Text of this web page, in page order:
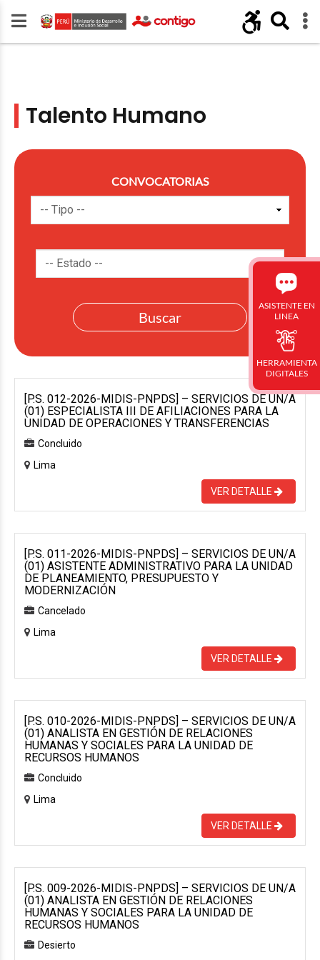
Talento Humano
CONVOCATORIAS
[P.S. 012-2026-MIDIS-PNPDS] – SERVICIOS DE UN/A
(01) ESPECIALISTA III DE AFILIACIONES PARA LA
UNIDAD DE OPERACIONES Y TRANSFERENCIAS
Concluido
Lima
VER DETALLE
[P.S. 011-2026-MIDIS-PNPDS] – SERVICIOS DE UN/A
(01) ASISTENTE ADMINISTRATIVO PARA LA UNIDAD
DE PLANEAMIENTO, PRESUPUESTO Y
MODERNIZACIÓN
Cancelado
Lima
VER DETALLE
[P.S. 010-2026-MIDIS-PNPDS] – SERVICIOS DE UN/A
(01) ANALISTA EN GESTIÓN DE RELACIONES
HUMANAS Y SOCIALES PARA LA UNIDAD DE
RECURSOS HUMANOS
Concluido
Lima
VER DETALLE
[P.S. 009-2026-MIDIS-PNPDS] – SERVICIOS DE UN/A
(01) ANALISTA EN GESTIÓN DE RELACIONES
HUMANAS Y SOCIALES PARA LA UNIDAD DE
RECURSOS HUMANOS
Desierto
ASISTENTE EN
LINEA
HERRAMIENTA
DIGITALES